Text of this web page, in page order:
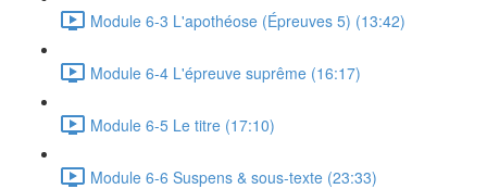
Module 6-3 L'apothéose (Épreuves 5) (13:42)
Module 6-4 L'épreuve suprême (16:17)
Module 6-5 Le titre (17:10)
Module 6-6 Suspens & sous-texte (23:33)